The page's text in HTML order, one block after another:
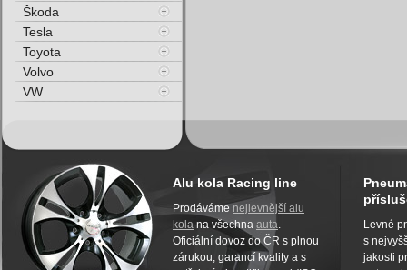
Škoda
Tesla
Toyota
Volvo
VW
Alu kola Racing line
Prodáváme nejlevnější alu
kola na všechna auta.
Oficiální dovoz do ČR s plnou
zárukou, garancí kvality a s
Levné
s
jakosti